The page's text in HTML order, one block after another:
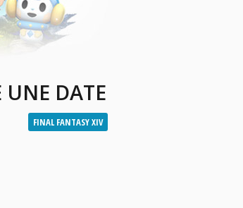
UNE DATE
FINAL FANTASY XIV